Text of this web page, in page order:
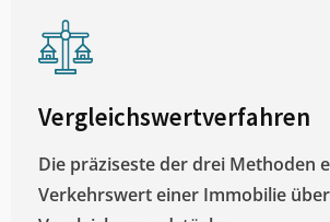
Vergleichswertverfahren
Die präziseste der drei Methoden
Verkehrswert einer Immobilie über